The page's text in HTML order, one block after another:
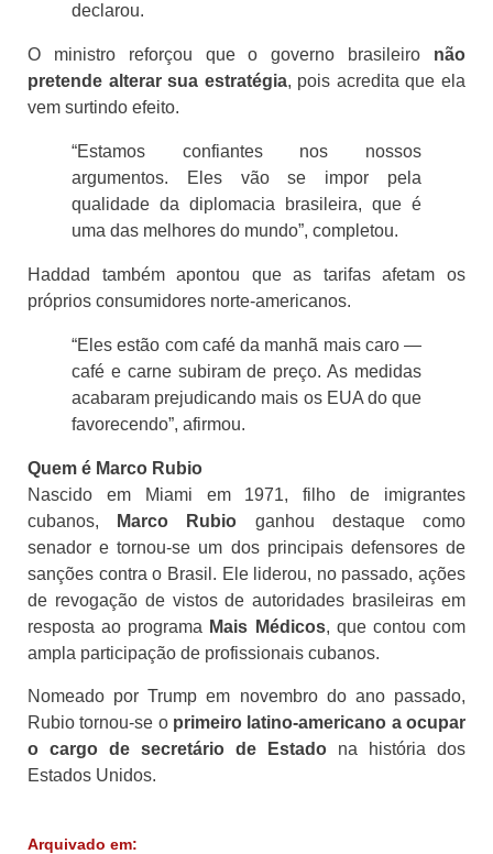
declarou.
O ministro reforçou que o governo brasileiro não
pretende alterar sua estratégia, pois acredita que ela
vem surtindo efeito.
“Estamos confiantes nos nossos
argumentos. Eles vão se impor pela
qualidade da diplomacia brasileira, que é
uma das melhores do mundo”, completou.
Haddad também apontou que as tarifas afetam os
próprios consumidores norte-americanos.
“Eles estão com café da manhã mais caro —
café e carne subiram de preço. As medidas
acabaram prejudicando mais os EUA do que
favorecendo”, afirmou.
Quem é Marco Rubio
Nascido em Miami em 1971, filho de imigrantes
cubanos,
Marco Rubio ganhou destaque como
senador e tornou-se um dos principais defensores de
sanções contra o Brasil. Ele liderou, no passado, ações
de revogação de vistos de autoridades brasileiras em
resposta ao programa Mais Médicos, que contou com
ampla participação de profissionais cubanos.
Nomeado por Trump em novembro do ano passado,
Rubio tornou-se o primeiro latino-americano a ocupar
o cargo de secretário de Estado na história dos
Estados Unidos.
Arquivado em: